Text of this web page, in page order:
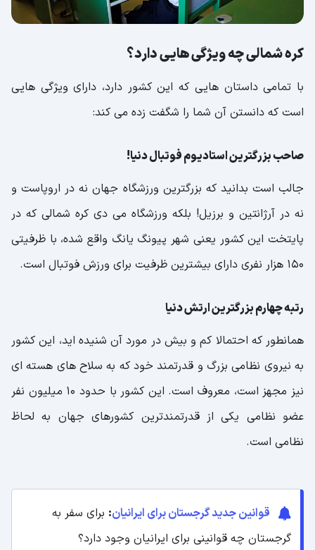
کره شمالی چه ویژگی هایی دارد؟
با تمامی داستان هایی که این کشور دارد، دارای ویژگی هایی
است که دانستن آن شما را شگفت زده می کند:
صاحب بزرگترین استادیوم فوتبال دنیا!
جالب است بدانید که بزرگترین ورزشگاه جهان نه در اروپاست و
نه در آرژانتین و برزیل! بلکه ورزشگاه می دی کره شمالی که در
پایتخت این کشور یعنی شهر پیونگ یانگ واقع شده، با ظرفیتی
150 هزار نفری دارای بیشترین ظرفیت برای ورزش فوتبال است.
رتبه چهارم بزرگترین ارتش دنیا
همانطور که احتمالا کم و بیش در مورد آن شنیده اید، این کشور
به نیروی نظامی بزرگ و قدرتمند خود که به سلاح های هسته ای
نیز مجهز است، معروف است. این کشور با حدود 10 میلیون نفر
عضو نظامی یکی از قدرتمندترین کشورهای جهان به لحاظ
نظامی است.
قوانین جدید گرجستان برای ایرانیان: برای سفر به
گرجستان چه قوانینی برای ایرانیان وجود دارد؟